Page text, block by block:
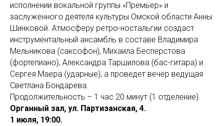
исполнении вокальной группы «Премьер» и
заслуженного деятеля культуры Омской области Анны
Шинковой. Атмосферу ретро-ностальгии создаст
инструментальный ансамбль в составе Владимира
Мельникова (саксофон), Михаила Бесперстова
(фортепиано), Александра Таршилова (бас-гитара) и
Сергея Маера (ударные), а проведет вечер ведущая
Светлана Бондарева.
Продолжительность – 1 час 20 минут (1 отделение).
Органный зал, ул. Партизанская, 4.
1 июля, 19:00.